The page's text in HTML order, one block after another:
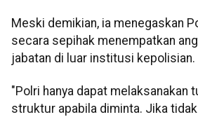
Meski demikian, ia menegaskan
secara sepihak menempatkan
jabatan di luar institusi kepolisian.
"Polri hanya dapat melaksanakan
struktur apabila diminta. Jika